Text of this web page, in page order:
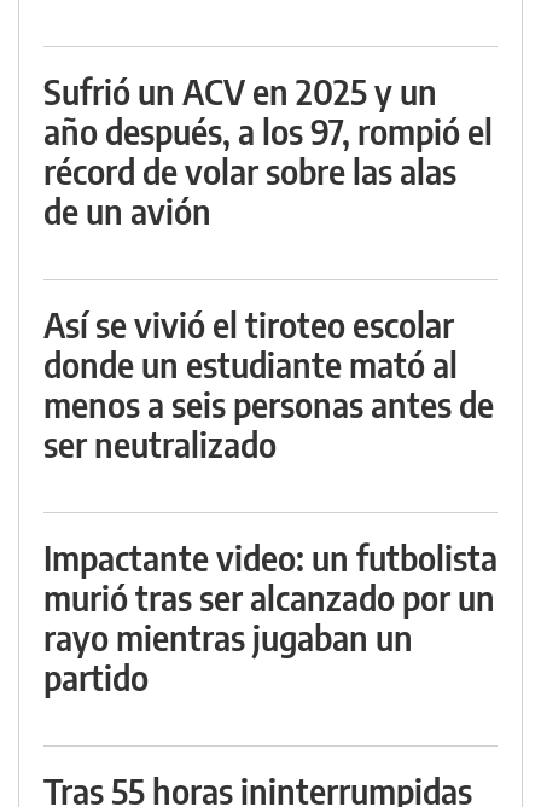
Sufrió un ACV en 2025 y un
año después, a los 97, rompió el
récord de volar sobre las alas
de un avión
Así se vivió el tiroteo escolar
donde un estudiante mató al
menos a seis personas antes de
ser neutralizado
Impactante video: un futbolista
murió tras ser alcanzado por un
rayo mientras jugaban un
partido
Tras 55 horas ininterrumpidas